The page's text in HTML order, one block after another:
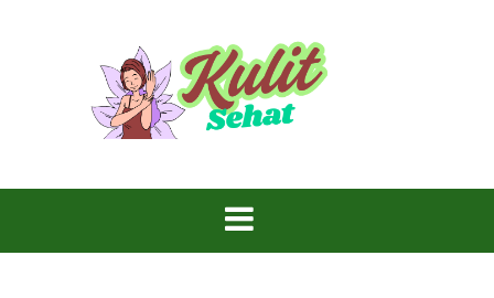
Kulit Sehat